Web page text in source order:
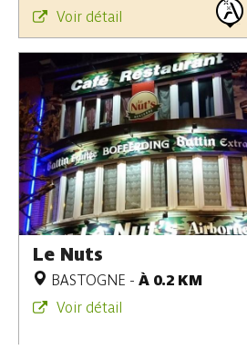
Voir détail
Le Nuts
BASTOGNE - À 0.2 KM
Voir détail